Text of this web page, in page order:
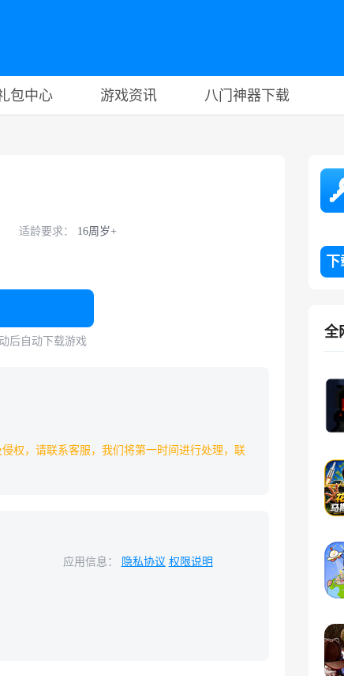
包中心 游戏资讯 八门神器下载
适龄要求： 16周岁+
后自动下载游戏
权，请联系客服，我们将第一时间进行处理，联
应用信息： 隐私协议 权限说明
全